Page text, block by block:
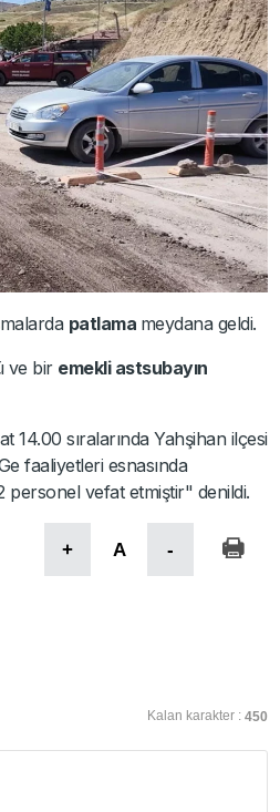
patlama meydana geldi.
ve bir emekli astsubayın
14.00 sıralarında Yahşihan ilçesi
faaliyetleri esnasında
personel vefat etmiştir" denildi.
+ A -
Kalan karakter : 450